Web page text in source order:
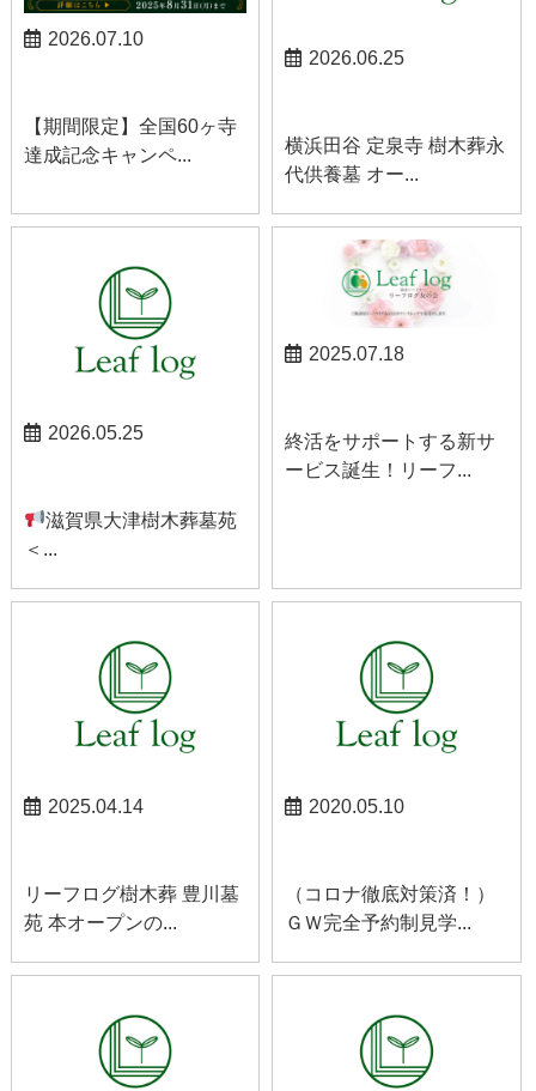
2026.07.10
【期間限定】全国60ヶ寺
達成記念キャンペ...
2026.06.25
横浜田谷 定泉寺 樹木葬永
代供養墓 オー...
2026.05.25
滋賀県大津樹木葬墓苑
＜...
2025.07.18
終活をサポートする新サ
ービス誕生！リーフ...
2025.04.14
リーフログ樹木葬 豊川墓
苑 本オープンの...
2020.05.10
（コロナ徹底対策済！）
ＧＷ完全予約制見学...